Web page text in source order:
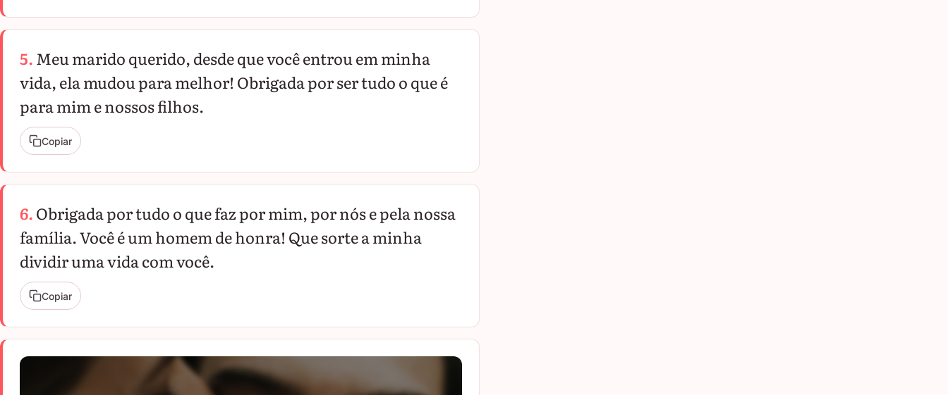
5.Meu marido querido, desde que você entrou em minha
vida, ela mudou para melhor! Obrigada por ser tudo o que é
para mim e nossos filhos.
Copiar
6.Obrigada por tudo o que faz por mim, por nós e pela nossa
família. Você é um homem de honra! Que sorte a minha
dividir uma vida com você.
Copiar